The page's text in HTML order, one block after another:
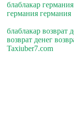
блаблакар
германия германия
блаблакар возврат
возврат денег
Taxiuber7.com